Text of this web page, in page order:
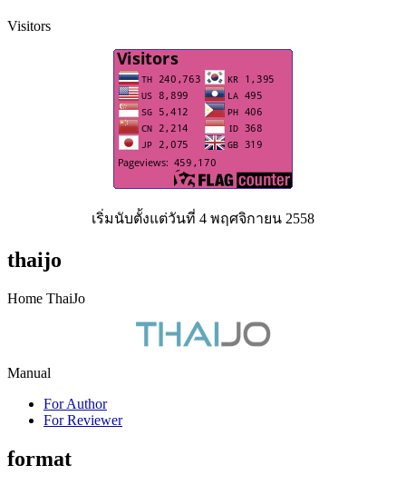
Visitors
เริ่มนับตั้งแต่วันที่ 4 พฤศจิกายน 2558
thaijo
Home ThaiJo
Manual
For Author
For Reviewer
format